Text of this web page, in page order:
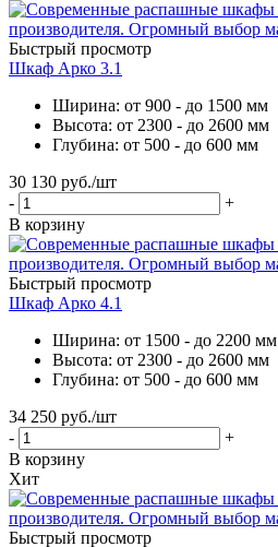
Быстрый просмотр
Шкаф Арко 3.1
Ширина: от 900 - до 1500 мм
Высота: от 2300 - до 2600 мм
Глубина: от 500 - до 600 мм
30 130 руб./шт
-
+
В корзину
Быстрый просмотр
Шкаф Арко 4.1
Ширина: от 1500 - до 2200 мм
Высота: от 2300 - до 2600 мм
Глубина: от 500 - до 600 мм
34 250 руб./шт
-
+
В корзину
Хит
Быстрый просмотр